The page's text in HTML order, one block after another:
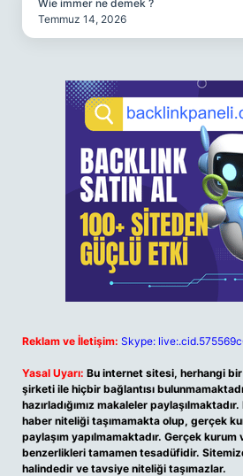
Wie immer ne demek ?
Temmuz 14, 2026
Reklam ve İletişim: Skype:
Yasal Uyarı: Bu internet sitesi, herhangi
şirketi ile hiçbir bağlantısı
hazırladığımız makaleler
haber niteliği taşımamakta olup, gerçek
paylaşım yapılmamaktadır. Gerçek
benzerlikleri tamamen tesadüfidir.
halindedir ve tavsiye niteliği taşımazlar.